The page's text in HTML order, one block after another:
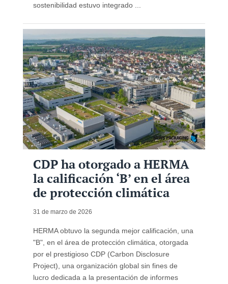
sostenibilidad estuvo integrado ...
CDP ha otorgado a HERMA
la calificación ‘B’ en el área
de protección climática
31 de marzo de 2026
HERMA obtuvo la segunda mejor calificación, una
"B", en el área de protección climática, otorgada
por el prestigioso CDP (Carbon Disclosure
Project), una organización global sin fines de
lucro dedicada a la presentación de informes